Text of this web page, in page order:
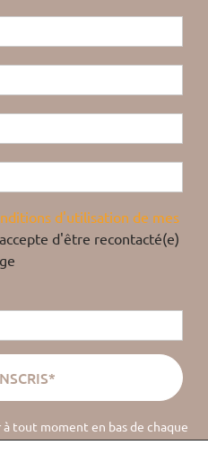
d'utilisation de mes
d'être recontacté(e)
tout moment en bas de chaque
de confidentialité).